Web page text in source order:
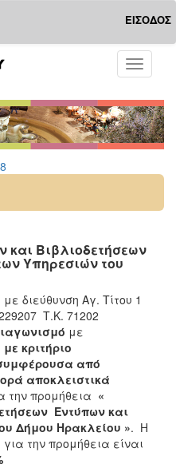
ΕΙΣΟΔΟΣ
Toggle
και Βιβλιοδετήσεων
Υπηρεσιών του
διεύθυνση Αγ. Τίτου 1
Τ.Κ. 71202
με
με κριτήριο
από
αποκλειστικά
την προμήθεια «
Εντύπων και
Δήμου Ηρακλείου ». Η
την προμήθεια είναι